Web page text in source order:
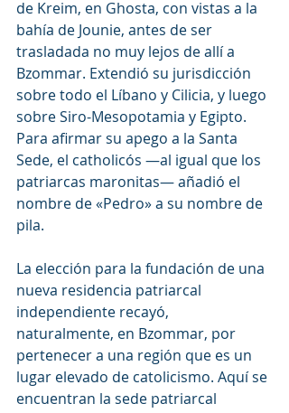
de Kreim, en Ghosta, con vistas a la
bahía de Jounie, antes de ser
trasladada no muy lejos de allí a
Bzommar. Extendió su jurisdicción
sobre todo el Líbano y Cilicia, y luego
sobre Siro-Mesopotamia y Egipto.
Para afirmar su apego a la Santa
Sede, el catholicós —al igual que los
patriarcas maronitas— añadió el
nombre de «Pedro» a su nombre de
pila.
La elección para la fundación de una
nueva residencia patriarcal
independiente recayó,
naturalmente, en Bzommar, por
pertenecer a una región que es un
lugar elevado de catolicismo. Aquí se
encuentran la sede patriarcal